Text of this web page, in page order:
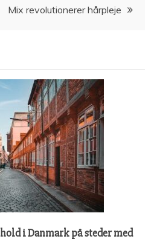
Mix revolutionerer hårpleje
i Danmark på steder med